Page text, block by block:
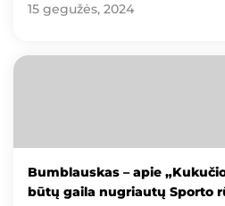
15 gegužės, 2024
Bumblauskas – apie
būtų gaila nugriautų Sporto